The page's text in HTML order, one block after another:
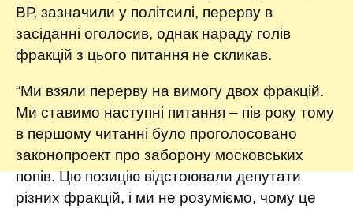
ВР, зазначили у політсилі, перерву в
засіданні оголосив, однак нараду голів
фракцій з цього питання не скликав.
“Ми взяли перерву на вимогу двох фракцій.
Ми ставимо наступні питання – пів року тому
в першому читанні було проголосовано
законопроект про заборону московських
попів. Цю позицію відстоювали депутати
різних фракцій, і ми не розуміємо, чому це